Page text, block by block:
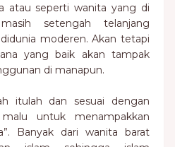
atau seperti wanita yang di
setengah telanjang
moderen. Akan tetapi
yang baik akan tampak
di manapun.
itulah dan sesuai dengan
untuk menampakkan
Banyak dari wanita barat